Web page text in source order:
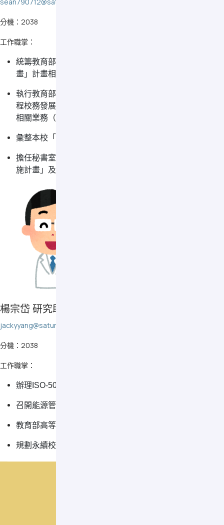
分機：2038
工作職掌：
統籌教育部高等教育深耕計畫附冊「大學社會責任實踐計
畫」計畫相關成果
執行教育部高等教育深耕計畫附冊「大學社會責任納入中長
程校務發展規劃」與「中長期成效評估方法採SROI」計畫
相關業務（不含育成輔導與永續發展機制）
彙整本校「遠東集團關係企業大事紀要」
擔任秘書室「教育部大專校院友善校園人權環境指標調查實
施計畫」及「永續發展推動」窗口
楊宗岱 研究助理 (環境永續)
jackyyang@saturn.yzu.edu.tw
分機：2038
工作職掌：
辦理ISO-50001及ISO-14064相關業務
召開能源管理委員會會議
教育部高等教育深耕計畫「永續轉型」分項相關業務
規劃永續校園環境業務